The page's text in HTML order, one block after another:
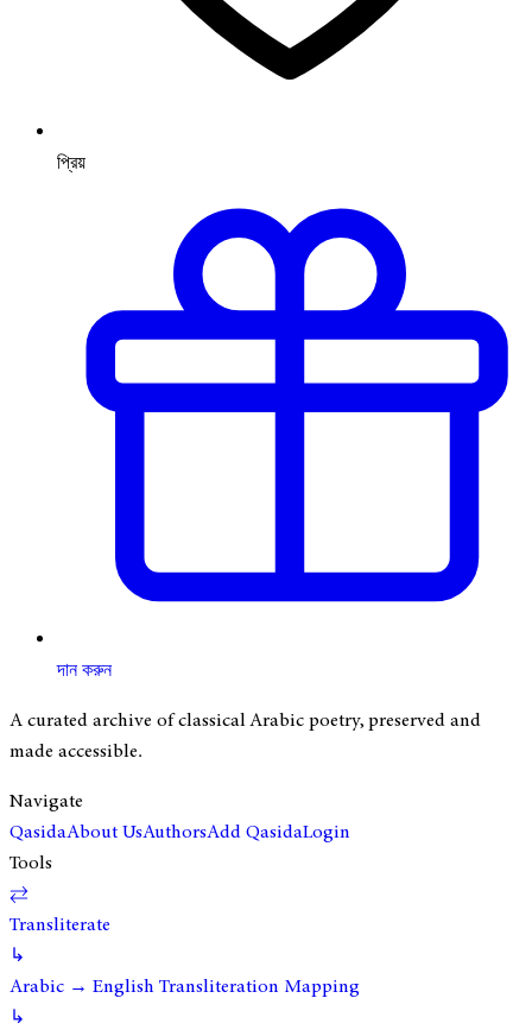
প্রিয়
দান করুন
A curated archive of classical Arabic poetry, preserved and
made accessible.
Navigate
QasidaAbout UsAuthorsAdd QasidaLogin
Tools
⇄
Transliterate
↳
Arabic → English Transliteration Mapping
↳